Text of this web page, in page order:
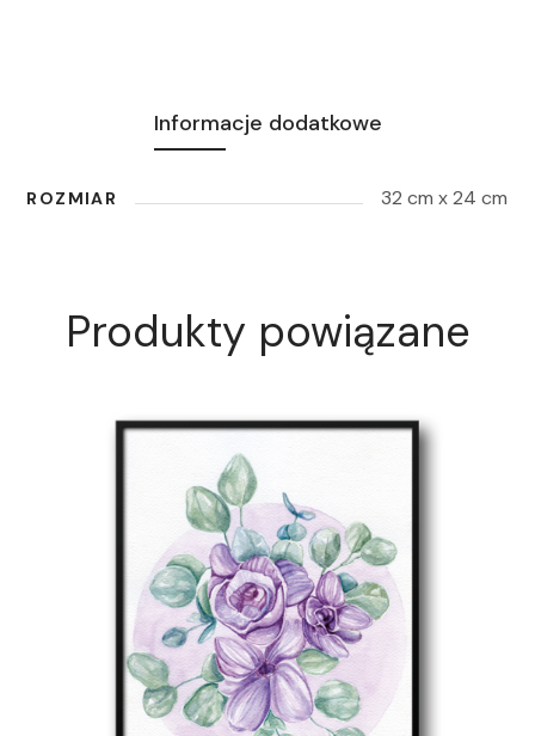
Informacje dodatkowe
ROZMIAR 32 cm x 24 cm
Produkty powiązane